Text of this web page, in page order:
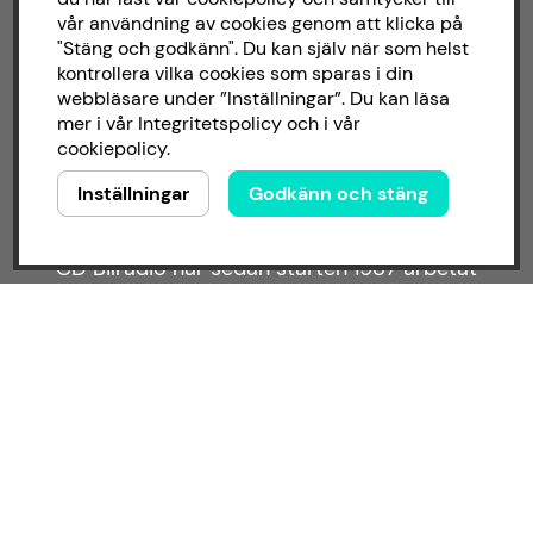
Följ oss
Facebook
Instagram
Om CD bilradio
CD Bilradio har sedan starten 1987 arbetat
vår användning av cookies genom att klicka på
"Stäng och godkänn". Du kan själv när som helst
kontrollera vilka cookies som sparas i din
webbläsare under ”Inställningar”. Du kan läsa
mer i vår Integritetspolicyoch i vår
cookiepolicy.
Inställningar
Godkänn och stäng